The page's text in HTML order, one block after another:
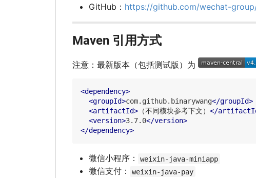
GitHub： https://github.com/wechat-
Maven 引用方式
注意：最新版本（包括测试版）为
<dependency>
<groupId>com.github.binarywang</groupId>
<artifactId>（不同模块参考下文） </
<version>3.7.0</version>
</dependency>
微信小程序： weixin-java-miniapp
微信支付： weixin-java-pay